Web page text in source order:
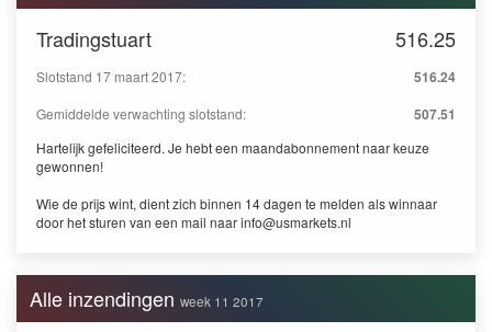
Tradingstuart 516.25
Slotstand 17 maart 2017: 516.24
Gemiddelde verwachting slotstand: 507.51
Hartelijk gefeliciteerd. Je hebt een maandabonnement naar keuze
gewonnen!
Wie de prijs wint, dient zich binnen 14 dagen te melden als winnaar
door het sturen van een mail naarinfo@usmarkets.nl
Alle inzendingen week 11 2017